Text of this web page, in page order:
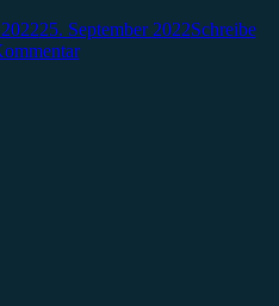
25. September 2022Schreibe